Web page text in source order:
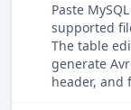
Paste
supported
The table
generate
header, and